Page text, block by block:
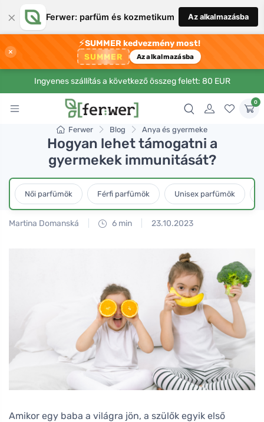
× Ferwer: parfüm és kozmetikum Az alkalmazásba
×
⚡SUMMER kedvezmény most!
SUMMER Az alkalmazásba
Ingyenes szállítás a következő összeg felett: 80 EUR
0
Ferwer Blog Anya és gyermeke
Hogyan lehet támogatni a
gyermekek immunitását?
Női parfümök Férfi parfümök Unisex parfümök
Martina Domanská 6 min 23.10.2023
Amikor egy baba a világra jön, a szülők egyik első